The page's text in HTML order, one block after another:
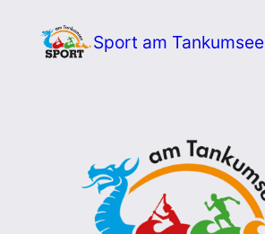
Inhalt
Sport am Tankumsee